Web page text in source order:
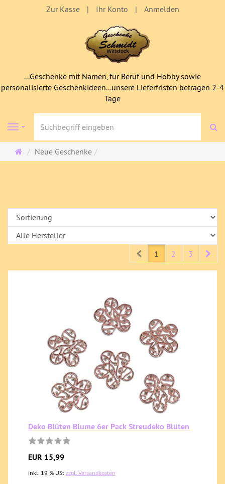
Zur Kasse Ihr Konto Anmelden
...Geschenke mit Namen, für Beruf und Hobby sowie
personalisierte Geschenkideen...unsere Lieferfristen betragen 2-4
Tage
Navigation
Startseite
Neue Geschenke
Prev1 2 3
Deko Blüten Blume 6er Pack Streudeko Blüten
EUR 15,99
inkl. 19 % USt zzgl. Versandkosten